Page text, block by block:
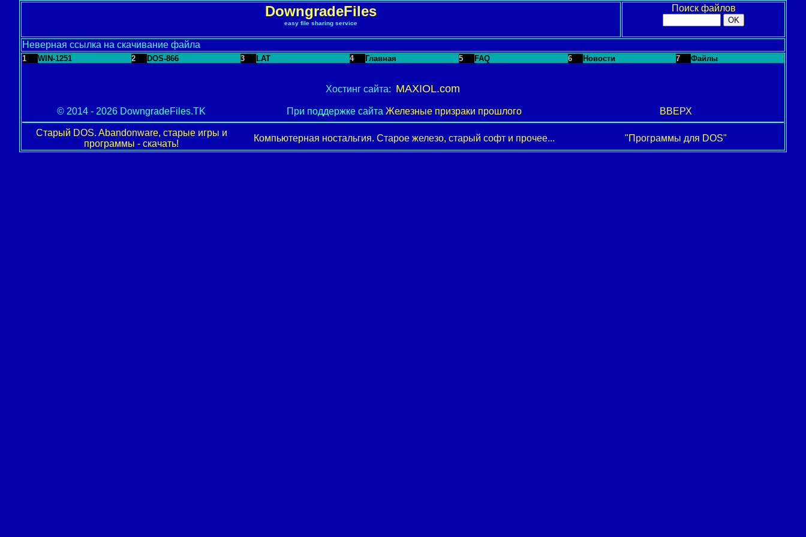
DowngradeFiles
easy file sharing service
Поиск файлов
Неверная ссылка на скачивание файла
1 WIN-1251 2 DOS-866 3 LAT 4 Главная 5 FAQ 6 Новости 7 Файлы
Хостинг сайта: MAXIOL.com
© 2014 - 2026 DowngradeFiles.TK При поддержке сайта Железные призраки прошлого ВВЕРХ
Старый DOS. Abandonware, старые игры и
программы - скачать!
Компьютерная ностальгия. Старое железо, старый софт и прочее... "Программы для DOS"